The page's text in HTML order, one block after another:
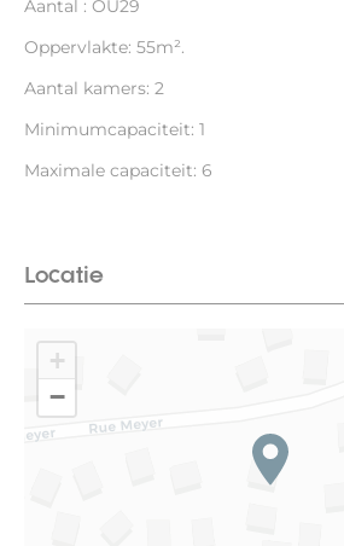
Aantal : OU29
Oppervlakte: 55m².
Aantal kamers: 2
Minimumcapaciteit: 1
Maximale capaciteit: 6
Locatie
+
−